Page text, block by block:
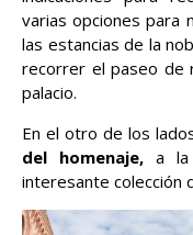
varias opciones para
las estancias de la
recorrer el paseo de
palacio.
En el otro de los
del homenaje, a la
interesante colección